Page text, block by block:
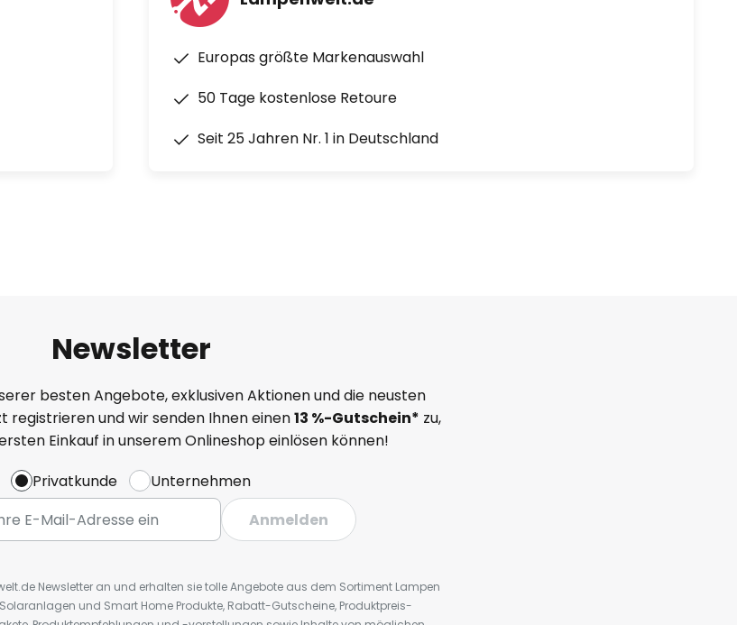
Europas größte Markenauswahl
50 Tage kostenlose Retoure
Seit 25 Jahren Nr. 1 in Deutschland
Newsletter
besten Angebote, exklusiven Aktionen und die neusten
registrieren und wir senden Ihnen einen13 %-Gutschein* zu,
Einkauf in unserem Onlineshop einlösen können!
Privatkunde
Unternehmen
Anmelden
Newsletter an und erhalten sie tolle Angebote aus dem Sortiment Lampen
und Smart Home Produkte, Rabatt-Gutscheine, Produktpreis-